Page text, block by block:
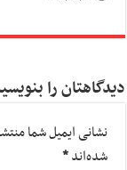
دیدگاهتان را
نشانی ایمیل شما
شده‌اند*